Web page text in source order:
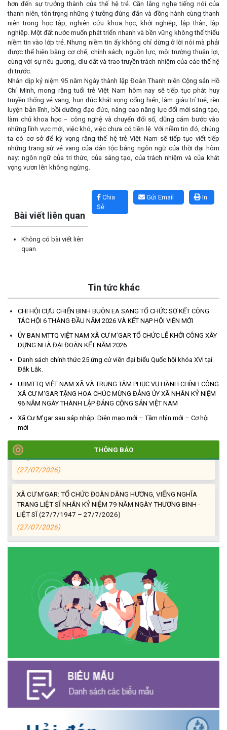
hơn đến sự trưởng thành của thế hệ trẻ. Cần lắng nghe tiếng nói của
thanh niên, tôn trọng những ý tưởng đúng đắn và đồng hành cùng thanh
niên trong học tập, nghiên cứu khoa học, khởi nghiệp, lập thân, lập
nghiệp. Một đất nước muốn phát triển nhanh và bền vững không thể thiếu
niềm tin vào lớp trẻ. Nhưng niềm tin ấy không chỉ dừng ở lời nói mà phải
được thể hiện bằng cơ chế, chính sách, nguồn lực, môi trường thuận lợi,
cùng với sự nêu gương, dìu dắt và trao truyền trách nhiệm của các thế hệ
đi trước.
Nhân dịp kỷ niệm 95 năm Ngày thành lập Đoàn Thanh niên Cộng sản Hồ
Chí Minh, mong rằng tuổi trẻ Việt Nam hôm nay sẽ tiếp tục phát huy
truyền thống vẻ vang, hun đúc khát vọng cống hiến, làm giàu trí tuệ, rèn
luyện bản lĩnh, bồi dưỡng đạo đức, nâng cao năng lực đổi mới sáng tạo,
làm chủ khoa học – công nghệ và chuyển đổi số, dũng cảm bước vào
những lĩnh vực mới, việc khó, việc chưa có tiền lệ. Với niềm tin đó, chúng
ta có cơ sở để kỳ vọng rằng thế hệ trẻ Việt Nam sẽ tiếp tục viết tiếp
những trang sử vẻ vang của dân tộc bằng ngôn ngữ của thời đại hôm
nay: ngôn ngữ của tri thức, của sáng tạo, của trách nhiệm và của khát
vọng vươn lên không ngừng.
In
Gửi Email
Chia
Sẻ
Bài viết liên quan
Không có bài viết liên
quan
Tin tức khác
CHI HỘI CỰU CHIẾN BINH BUÔN EA SANG TỔ CHỨC SƠ KẾT CÔNG
TÁC HỘI 6 THÁNG ĐẦU NĂM 2026 VÀ KẾT NẠP HỘI VIÊN MỚI
ỦY BAN MTTQ VIỆT NAM XÃ CƯ M’GAR TỔ CHỨC LỄ KHỞI CÔNG XÂY
DỰNG NHÀ ĐẠI ĐOÀN KẾT NĂM 2026
Danh sách chính thức 25 ứng cử viên đại biểu Quốc hội khóa XVI tại
Đắk Lắk.
UBMTTQ VIỆT NAM XÃ VÀ TRUNG TÂM PHỤC VỤ HÀNH CHÍNH CÔNG
XÃ CƯ M'GAR TẶNG HOA CHÚC MỪNG ĐẢNG ỦY XÃ NHÂN KỶ NIỆM
96 NĂM NGÀY THÀNH LẬP ĐẢNG CỘNG SẢN VIỆT NAM
Xã Cư M’gar sau sáp nhập: Diện mạo mới – Tầm nhìn mới – Cơ hội
mới
THÔNG BÁO
TRIỂN KHAI, GIAO NHIỆM VỤ TÌM KIẾM, QUY TẬP VÀ XÁC ĐỊNH
DANH TÍNH HÀI CỐT LIỆT SĨ
(27/07/2026)
HỘI LIÊN HIỆP PHỤ NỮ XÃ THĂM, TẶNG QUÀ CÁC GIA ĐÌNH
CHÍNH SÁCH NHÂN NGÀY THƯƠNG BINH - LIỆT SĨ 27/7
(27/07/2026)
HỘI NGƯỜI CAO TUỔI XÃ CƯ M’GAR: SƠ KẾT CÔNG TÁC HỘI 6
THÁNG ĐẦU NĂM VÀ KIỆN TOÀN TỔ CHỨC CHI HỘI SAU SÁP
NHẬP
(27/07/2026)
XÃ CƯ M’GAR: TỔ CHỨC ĐOÀN DÂNG HƯƠNG, VIẾNG NGHĨA
TRANG LIỆT SĨ NHÂN KỶ NIỆM 79 NĂM NGÀY THƯƠNG BINH -
LIỆT SĨ (27/7/1947 – 27/7/2026)
(27/07/2026)
ĐỒNG CHÍ PHAN XUÂN LỰC - CHỦ TỊCH UBND XÃ CƯ M’GAR
Phát biểu bế mạc Hội nghị Trung ương 3, khóa XIV của Tổng Bí
thư, Chủ tịch nước Tô Lâm
(26/07/2026)
VAY KÝ QUỸ ĐỐI VỚI NGƯỜI LAO ĐỘNG ĐI LÀM VIỆC TẠI HÀN
QUỐC
(24/07/2026)
BÁ SẢN PHẨM OCOP TẠI TUẦN LỄ NÔNG SẢN VÀ SẢN PHẨM
OCOP TỈNH KHÁNH HÒA NĂM 2026